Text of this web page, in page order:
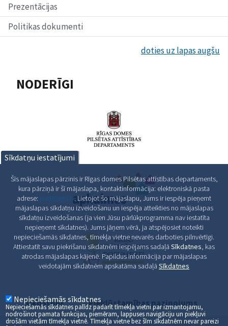
Prezentācijas
Politikas dokumenti
doties uz lapas augšu
NODERĪGI
Sīkdatnes Piekļūstamības paziņojums
Sīkdatņu iestatījumi
Šīs mājaslapas pārzinis ir Rīgas domes Pilsētas attīstības departaments,
kura pārziņā ir šī mājaslapa, kontaktinformācija: elektroniskā pasta
adrese: pad@riga.lv. Lietojot šo mājaslapu, Jums ir iespēja pieņemt
mājaslapas sīkdatņu izveidošanu un iespēja atteikties no mājaslapas
sīkdatņu izveidošanas (ja vien Jūsu pārlūkprogramma nav iestatīta
nepieņemt sīkdatnes). Jums jāņem vērā, ja atspējosiet noteikti
nepieciešamās sīkdatnes, tīmekļa vietne nevarēs darboties pilnvērtīgi.
Attiestatīt savu piekrišanu sīkdatnēm iespējams sadaļā Sīkdatnes, kas
atrodas mājaslapas kājenē. Papildus informācija par mājaslapas
veidotajām sīkdatnēm apskatāma sadaļā Sīkdatnes
Nepieciešamās sīkdatnes
Nepieciešamās sīkdatnes palīdz padarīt tīmekļa vietni par izmantojamu,
nodrošinot pamata funkcijas, piemēram, lappuses navigāciju un piekļuvi
drošām vietām tīmekļa vietnē. Tīmekļa vietne bez šīm sīkdatnēm nevar pareizi